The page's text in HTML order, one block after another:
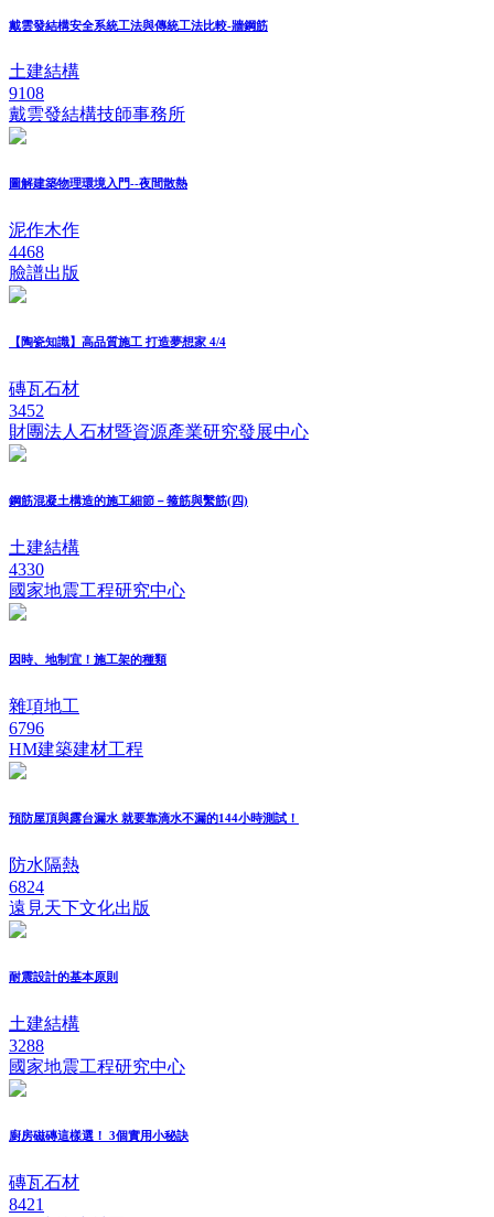
戴雲發結構安全系統工法與傳統工法比較-牆鋼筋
土建結構
9108
戴雲發結構技師事務所
圖解建築物理環境入門--夜間散熱
泥作木作
4468
臉譜出版
【陶瓷知識】高品質施工 打造夢想家 4/4
磚瓦石材
3452
財團法人石材暨資源產業研究發展中心
鋼筋混凝土構造的施工細節－箍筋與繫筋(四)
土建結構
4330
國家地震工程研究中心
因時、地制宜！施工架的種類
雜項地工
6796
HM建築建材工程
預防屋頂與露台漏水 就要靠滴水不漏的144小時測試！
防水隔熱
6824
遠見天下文化出版
耐震設計的基本原則
土建結構
3288
國家地震工程研究中心
廚房磁磚這樣選！ 3個實用小秘訣
磚瓦石材
8421